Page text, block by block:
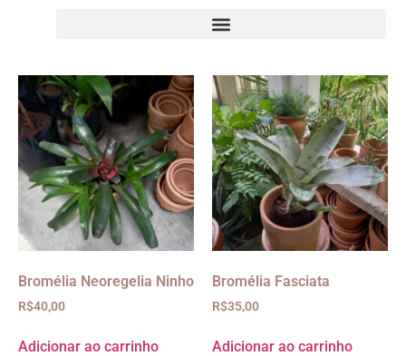
Bromélia Neoregelia Ninho
R$40,00
Adicionar ao carrinho
Bromélia Fasciata
R$35,00
Adicionar ao carrinho